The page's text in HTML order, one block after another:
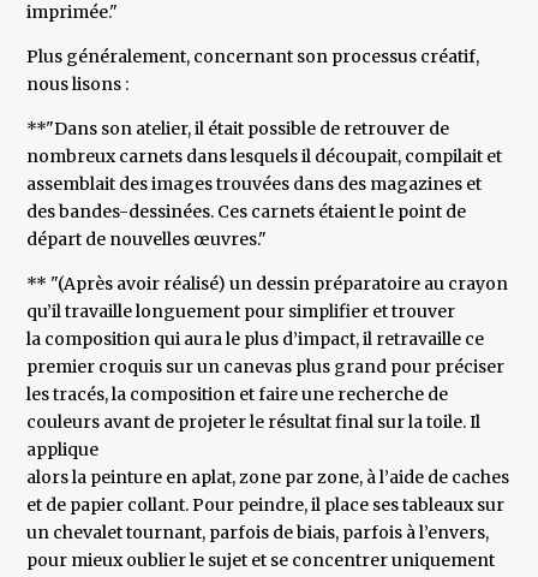
imprimée."
Plus généralement, concernant son processus créatif,
nous lisons :
**"Dans son atelier, il était possible de retrouver de
nombreux carnets dans lesquels il découpait, compilait et
assemblait des images trouvées dans des magazines et
des bandes-dessinées. Ces carnets étaient le point de
départ de nouvelles œuvres."
** "(Après avoir réalisé) un dessin préparatoire au crayon
qu’il travaille longuement pour simplifier et trouver
la composition qui aura le plus d’impact, il retravaille ce
premier croquis sur un canevas plus grand pour préciser
les tracés, la composition et faire une recherche de
couleurs avant de projeter le résultat final sur la toile. Il
applique
alors la peinture en aplat, zone par zone, à l’aide de caches
et de papier collant. Pour peindre, il place ses tableaux sur
un chevalet tournant, parfois de biais, parfois à l’envers,
pour mieux oublier le sujet et se concentrer uniquement